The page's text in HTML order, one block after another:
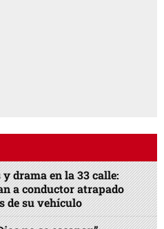
y drama en la 33 calle:
a conductor atrapado
de su vehículo